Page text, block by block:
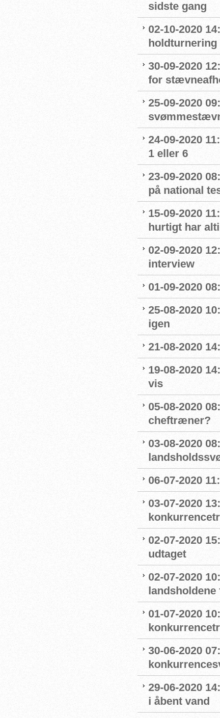
sidste gang
02-10-2020
holdturnering
30-09-2020
for
25-09-2020
24-09-2020
1 eller 6
23-09-2020
på national
15-09-2020
hurtigt har
02-09-2020
interview
01-09-2020
25-08-2020
igen
21-08-2020
19-08-2020
vis
05-08-2020
cheftræner?
03-08-2020
06-07-2020
03-07-2020
02-07-2020
udtaget
02-07-2020
01-07-2020
30-06-2020
29-06-2020
i åbent vand